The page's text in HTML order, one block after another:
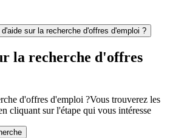
sur la recherche d'offres d'emploi ?
la recherche d'offres
d'offres d'emploi ?Vous trouverez les
cliquant sur l'étape qui vous intéresse